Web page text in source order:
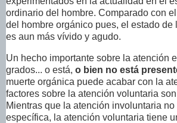
ordinario del hombre. Comparado con
del hombre orgánico pues, el estado de
es aun más vívido y agudo.
Un hecho importante sobre la atención
grados... o está, o bien no está
muerte orgánica puede acabar con la
factores sobre la atención voluntaria
Mientras que la atención involuntaria
específica, la atención voluntaria tiene